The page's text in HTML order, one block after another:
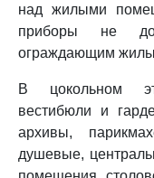
над жилыми
приборы не
ограждающим
В цокольном
вестибюли и
архивы,
душевые,